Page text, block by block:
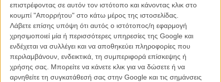
επιστρέφοντας σε αυτόν τον ιστότοπο και κάνοντας κλικ στο
κουμπί "Απορρήτου" στο κάτω μέρος της ιστοσελίδας.
Λάβετε επίσης υπόψη ότι αυτός ο ιστότοπος/η εφαρμογή
χρησιμοποιεί μία ή περισσότερες υπηρεσίες της Google και
ενδέχεται να συλλέγει και να αποθηκεύει πληροφορίες που
περιλαμβάνουν, ενδεικτικά, τη συμπεριφορά επίσκεψης ή
χρήσης σας. Μπορείτε να κάνετε κλικ για να δώσετε ή να
αρνηθείτε τη συγκατάθεσή σας στην Google και τις σημάνσεις